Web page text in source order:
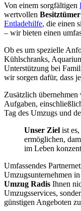
Von einem sorgfältigen
wertvollen
Entladehilfe, die einen
– wir bieten einen
Ob es um spezielle
Kühlschranks,
Unterstützung bei
wir sorgen dafür, dass
Zusätzlich
Aufgaben,
Tag des Umzugs und
Unser Ziel ist
ermöglichen,
im Leben
Umfassendes
Umzugsunternehmen
Umzug Radis Ihnen
Umzugsservices,
günstigen Angeboten